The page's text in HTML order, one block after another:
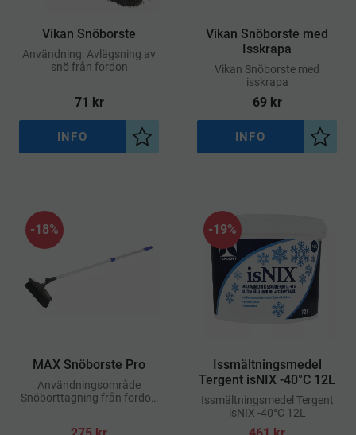
​Vikan Snöborste
Användning: Avlägsning av
snö från fordon
71 kr
Lägg till i önskelista
INFO
Vikan Snöborste med
Isskrapa
Vikan Snöborste med
isskrapa
69kr
Lägg
INFO
​MAX Snöborste Pro
Användningsområde
Snöborttagning från fordon
18%
Issmältningsmedel
Tergent isNIX -40°C 12L
Issmältningsmedel Tergent
isNIX -40°C 12L
19%